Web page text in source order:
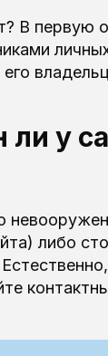
В первую
у
либо